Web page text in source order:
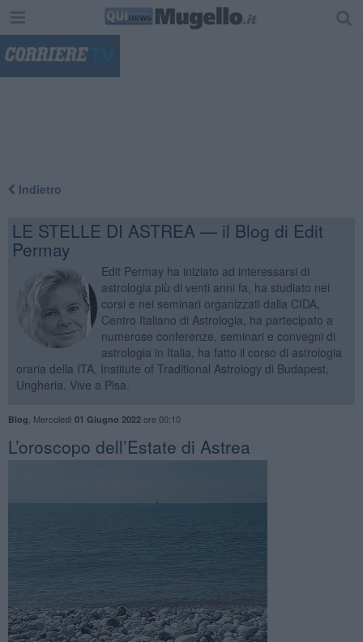
Indietro
LE STELLE DI ASTREA — il Blog di Edit
Permay
Edit Permay ha iniziato ad interessarsi di
astrologia più di venti anni fa, ha studiato nei
corsi e nei seminari organizzati dalla CIDA,
Centro Italiano di Astrologia, ha partecipato a
numerose conferenze, seminari e convegni di
astrologia in Italia, ha fatto il corso di astrologia
oraria della ITA, Institute of Traditional Astrology di Budapest,
Ungheria. Vive a Pisa.
Blog Mercoledì 01 Giugno 2022ore 00:10
​L’oroscopo dell’Estate di Astrea